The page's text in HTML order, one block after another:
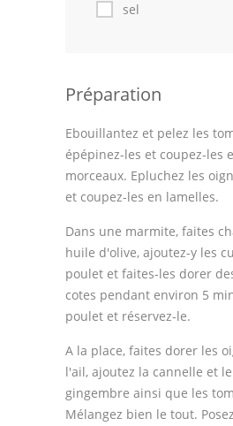
Fêtes Religieuses
Forum
Thèmes
Espace Personnel
sel
Préparation
Ebouillantez et pelez les
épépinez-les et coupez-les
morceaux. Epluchez les
et coupez-les en lamelles.
Dans une marmite, faites
huile d'olive, ajoutez-y les
poulet et faites-les dorer
cotes pendant environ 5
poulet et réservez-le.
A la place, faites dorer les
l'ail, ajoutez la cannelle et le
gingembre ainsi que les
Mélangez bien le tout.